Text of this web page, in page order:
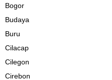
Bogor
Budaya
Buru
Cilacap
Cilegon
Cirebon